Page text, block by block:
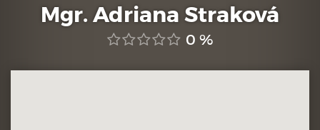
Mgr. Adriana Straková
0 %